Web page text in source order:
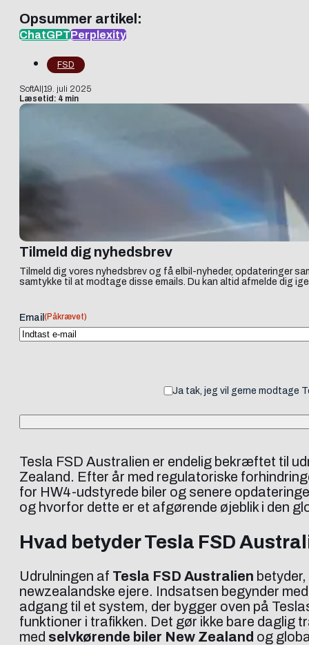
Opsummer artikel:
ChatGPTPerplexity
FSD
SoftAI 19. juli 2025
Læsetid: 4 min
Tilmeld dig nyhedsbrev
Tilmeld dig vores nyhedsbrev og få elbil-nyheder, opdateringer
samtykke til at modtage disse emails. Du kan altid afmelde dig
Email (Påkrævet)
Ja tak, jeg vil gerne modtage
Tesla FSD Australien er endelig bekræftet til
Zealand. Efter år med regulatoriske
for HW4-udstyrede biler og senere
og hvorfor dette er et afgørende øjeblik i den
Hvad betyder Tesla FSD
Udrulningen af Tesla FSD Australien
newzealandske ejere. Indsatsen begynder
adgang til et system, der bygger oven på
funktioner i trafikken. Det gør ikke bare daglig
med selvkørende biler New Zealand og